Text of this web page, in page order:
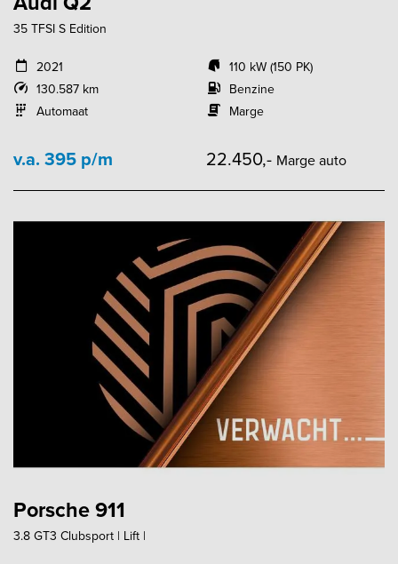
35 TFSI S Edition
2021
130.587 km
Automaat
110 kW (150 PK)
Benzine
Marge
v.a. 395 p/m 22.450,- Marge auto
Porsche 911
3.8 GT3 Clubsport | Lift |